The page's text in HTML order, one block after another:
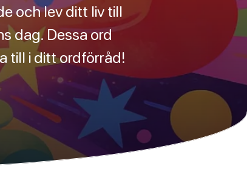
och lev ditt liv till
dag. Dessa ord
till i ditt ordförråd!